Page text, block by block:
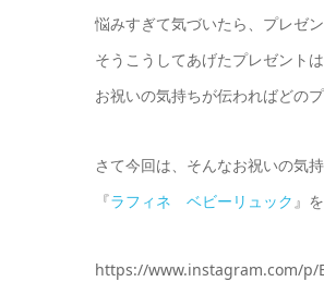
悩みすぎて気づいたら、プレゼ
そうこうしてあげたプレゼント
お祝いの気持ちが伝わればどの
さて今回は、そんなお祝いの気
『ラフィネ ベビーリュック 』
https://www.instagram.com/p/